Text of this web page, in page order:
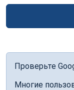
Проверьте
Многие